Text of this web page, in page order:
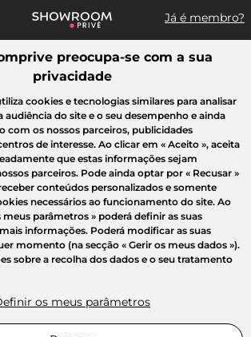
Já é membro?
marca, um artigo, uma venda...
Moda Desporto Casa Criança Beleza
preocupa-se com a sua
privacidade
cookies e tecnologias similares para analisar
audiência do site e o seu desempenho e ainda
com os nossos parceiros, publicidades
de interesse. Ao clicar em « Aceito », aceita
que estas informações sejam
parceiros. Pode ainda optar por « Recusar »
conteúdos personalizados e somente
necessários ao funcionamento do site. Ao
meus parâmetros » poderá definir as suas
informações. Poderá modificar as suas
momento (na secção « Gerir os meus dados »).
sobre a recolha dos dados e o seu tratamento
os meus parâmetros